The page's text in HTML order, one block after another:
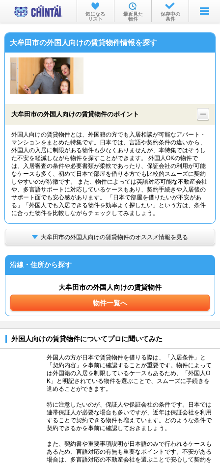
お部屋を探す
沿線・駅から
物件特集から
TOP
気になる
リスト
最近見た
物件
保存中の
条件
大牟田市の外国人向けの賃貸物件情報を探す
大牟田市の外国人向けの賃貸物件のポイント
外国人向けの賃貸物件とは、外国籍の方でも入居相談が可能なアパート・
マンションをまとめた特集です。日本では、言語や契約条件の違いから、
外国人の入居に制限がある物件も少なくありませんが、本特集ではそうし
た不安を軽減しながら物件を探すことができます。 外国人OKの物件で
は、入居審査の条件や必要書類が柔軟であったり、保証会社の利用が可能
なケースも多く、初めて日本で部屋を借りる方でも比較的スムーズに契約
しやすいのが特徴です。 また、物件によっては英語対応可能な不動産会社
や、多言語サポートに対応しているケースもあり、契約手続きや入居後の
サポート面でも安心感があります。 「日本で部屋を借りたいが不安があ
る」「外国人でも入居できる物件を効率よく探したい」という方は、条件
に合った物件を比較しながらチェックしてみましょう。
大牟田市の外国人向けの賃貸物件のオススメ情報を見る
沿線・住所から探す
大牟田市の外国人向けの賃貸物件
物件一覧へ
外国人向けの賃貸物件についてプロに聞いてみた
外国人の方が日本で賃貸物件を借りる際は、「入居条件」と
「契約内容」を事前に確認することが重要です。物件によって
は外国籍の入居を制限しているケースもあるため、「外国人O
K」と明記されている物件を選ぶことで、スムーズに手続きを
進めることができます。
特に注意したいのが、保証人や保証会社の条件です。日本では
連帯保証人が必要な場合も多いですが、近年は保証会社を利用
することで契約できる物件も増えています。どのような条件で
契約できるかを事前に確認しておきましょう。
また、契約書や重要事項説明が日本語のみで行われるケースも
あるため、言語対応の有無も重要なポイントです。不安がある
場合は、多言語対応の不動産会社を選ぶことで安心して契約を